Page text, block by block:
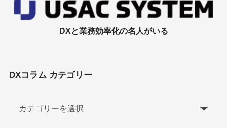
DXと業務効率化の名人がいる
DXコラム カテゴリー